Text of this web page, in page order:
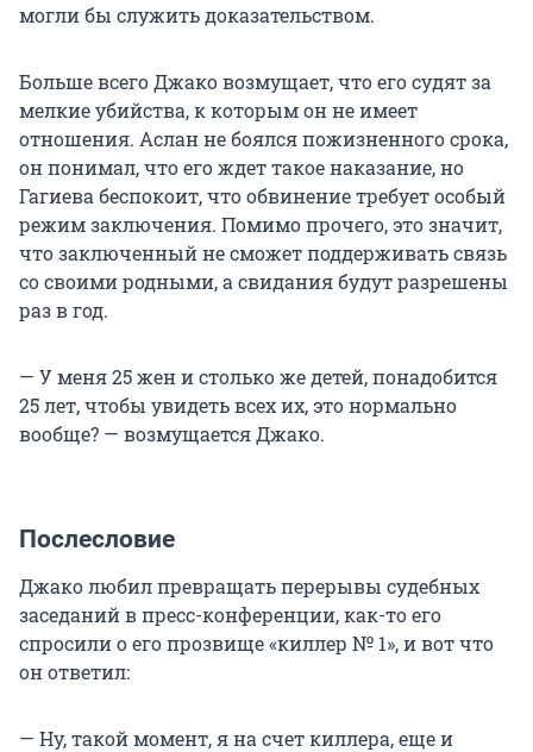
могли бы служить доказательством.
Больше всего Джако возмущает, что его судят за
мелкие убийства, к которым он не имеет
отношения. Аслан не боялся пожизненного срока,
он понимал, что его ждет такое наказание, но
Гагиева беспокоит, что обвинение требует особый
режим заключения. Помимо прочего, это значит,
что заключенный не сможет поддерживать связь
со своими родными, а свидания будут разрешены
раз в год.
— У меня 25 жен и столько же детей, понадобится
25 лет, чтобы увидеть всех их, это нормально
вообще? — возмущается Джако.
Послесловие
Джако любил превращать перерывы судебных
заседаний в пресс-конференции, как-то его
спросили о его прозвище «киллер № 1», и вот что
он ответил:
— Ну, такой момент, я на счет киллера, еще и